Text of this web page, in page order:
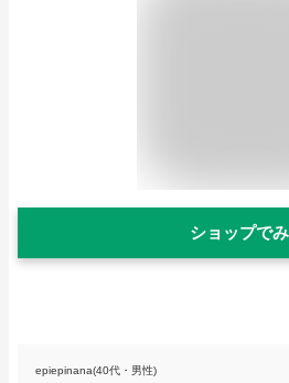
ショップで
epiepinana(40代・男性)